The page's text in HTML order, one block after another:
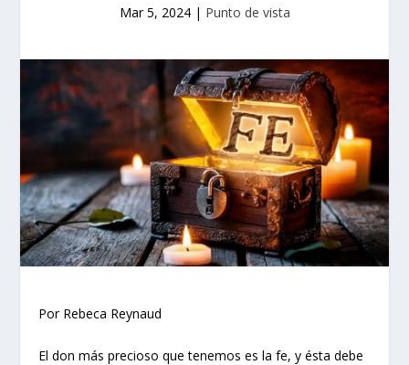
Mar 5, 2024| Punto de vista
Por Rebeca Reynaud
El don más precioso que tenemos es la fe, y ésta debe